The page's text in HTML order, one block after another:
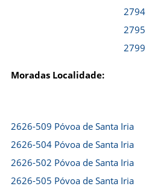
2794
2795
2799
Moradas Localidade:
2626-509 Póvoa de Santa Iria
2626-504 Póvoa de Santa Iria
2626-502 Póvoa de Santa Iria
2626-505 Póvoa de Santa Iria